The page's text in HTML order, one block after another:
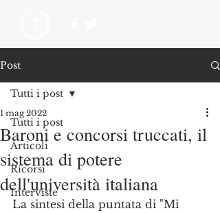
Post
Tutti i post
Articoli
Ricorsi
Interviste
Tutti i post
Baroni e concorsi truccati, il
sistema di potere
dell'università italiana
1 mag 2022
La sintesi della puntata di "Mi